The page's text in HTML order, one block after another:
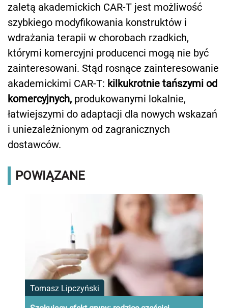
zaletą akademickich CAR-T jest możliwość
szybkiego modyfikowania konstruktów i
wdrażania terapii w chorobach rzadkich,
którymi komercyjni producenci mogą nie być
zainteresowani. Stąd rosnące zainteresowanie
akademickimi CAR-T: kilkukrotnie tańszymi od
komercyjnych, produkowanymi lokalnie,
łatwiejszymi do adaptacji dla nowych wskazań
i uniezależnionym od zagranicznych
dostawców.
POWIĄZANE
Tomasz Lipczyński